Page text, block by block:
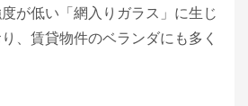
が低い「網入りガラス」に生じ
、賃貸物件のベランダにも多く